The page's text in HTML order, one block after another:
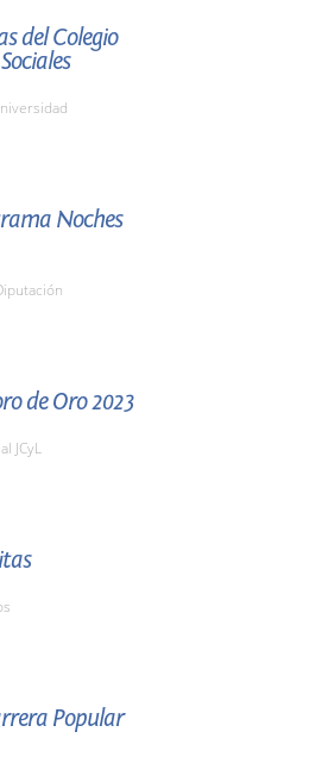
del Colegio
Noches
de Oro 2023
JCyL
Popular